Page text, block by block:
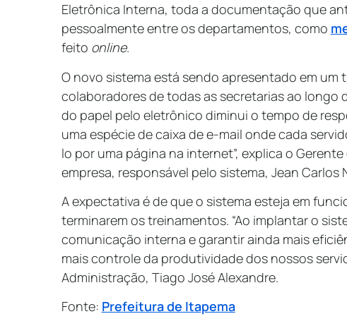
Eletrônica Interna, toda a documentação que
pessoalmente entre os departamentos, como
feito online.
O novo sistema está sendo apresentado em um
colaboradores de todas as secretarias ao longo
do papel pelo eletrônico diminui o tempo de
uma espécie de caixa de e-mail onde cada
lo por uma página na internet”, explica o
empresa, responsável pelo sistema, Jean Carlos
A expectativa é de que o sistema esteja em
terminarem os treinamentos. “Ao implantar o
comunicação interna e garantir ainda mais
mais controle da produtividade dos nossos
Administração, Tiago José Alexandre.
Fonte: Prefeitura de Itapema